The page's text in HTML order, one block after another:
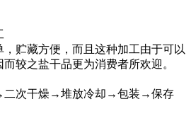
贮藏方便，而且这种加工由于可以
较之盐干品更为消费者所欢迎。
二次干燥 →堆放冷却 →包装 →保存